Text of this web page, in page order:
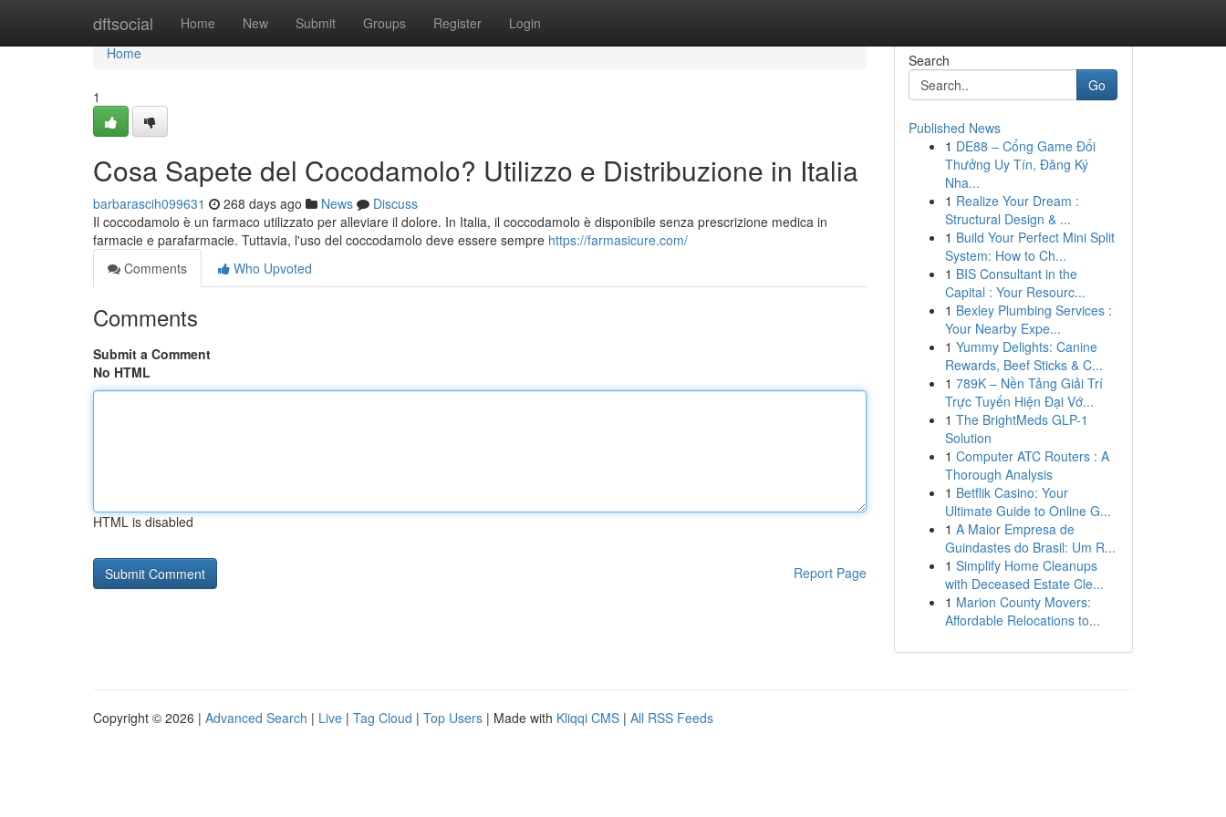
dftsocial Home New Submit Groups Register Login
Home
Home
1
Cosa Sapete del Cocodamolo? Utilizzo e Distribuzione in Italia
barbarascih099631 268 days ago News
Discuss
Il coccodamolo è un farmaco utilizzato per alleviare il dolore. In Italia, il coccodamolo è disponibile senza prescrizione medica in
farmacie e parafarmacie. Tuttavia, l'uso del coccodamolo deve essere sempre https://farmasicure.com/
Comments
Who Upvoted
Comments
Submit a Comment
No HTML
HTML is disabled
Report Page
Search
Go
Published News
1 DE88 – Cổng Game Đổi
Thưởng Uy Tín, Đăng Ký
Nha...
1 Realize Your Dream :
Structural Design & ...
1 Build Your Perfect Mini Split
System: How to Ch...
1 BIS Consultant in the
Capital : Your Resourc...
1 Bexley Plumbing Services :
Your Nearby Expe...
1 Yummy Delights: Canine
Rewards, Beef Sticks & C...
1 789K – Nền Tảng Giải Trí
Trực Tuyến Hiện Đại Vớ...
1 The BrightMeds GLP-1
Solution
1 Computer ATC Routers : A
Thorough Analysis
1 Betflik Casino: Your
Ultimate Guide to Online G...
1 A Maior Empresa de
Guindastes do Brasil: Um R...
1 Simplify Home Cleanups
with Deceased Estate Cle...
1 Marion County Movers:
Affordable Relocations to...
Copyright © 2026 | Advanced Search | Live | Tag Cloud | Top Users | Made with Kliqqi CMS | All RSS Feeds